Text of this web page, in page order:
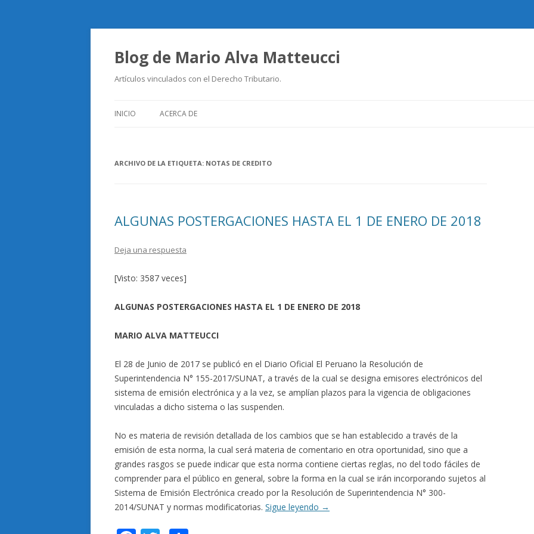
Blog de Mario Alva Matteucci
Artículos vinculados con el Derecho Tributario.
INICIO ACERCA DE
ARCHIVO DE LA ETIQUETA: NOTAS DE CREDITO
ALGUNAS POSTERGACIONES HASTA EL 1 DE ENERO DE 2018
Deja una respuesta
[Visto: 3587 veces]
ALGUNAS POSTERGACIONES HASTA EL 1 DE ENERO DE 2018
MARIO ALVA MATTEUCCI
El 28 de Junio de 2017 se publicó en el Diario Oficial El Peruano la Resolución de
Superintendencia N° 155-2017/SUNAT, a través de la cual se designa emisores electrónicos del
sistema de emisión electrónica y a la vez, se amplían plazos para la vigencia de obligaciones
vinculadas a dicho sistema o las suspenden.
No es materia de revisión detallada de los cambios que se han establecido a través de la
emisión de esta norma, la cual será materia de comentario en otra oportunidad, sino que a
grandes rasgos se puede indicar que esta norma contiene ciertas reglas, no del todo fáciles de
comprender para el público en general, sobre la forma en la cual se irán incorporando sujetos al
Sistema de Emisión Electrónica creado por la Resolución de Superintendencia N° 300-
2014/SUNAT y normas modificatorias. Sigue leyendo →